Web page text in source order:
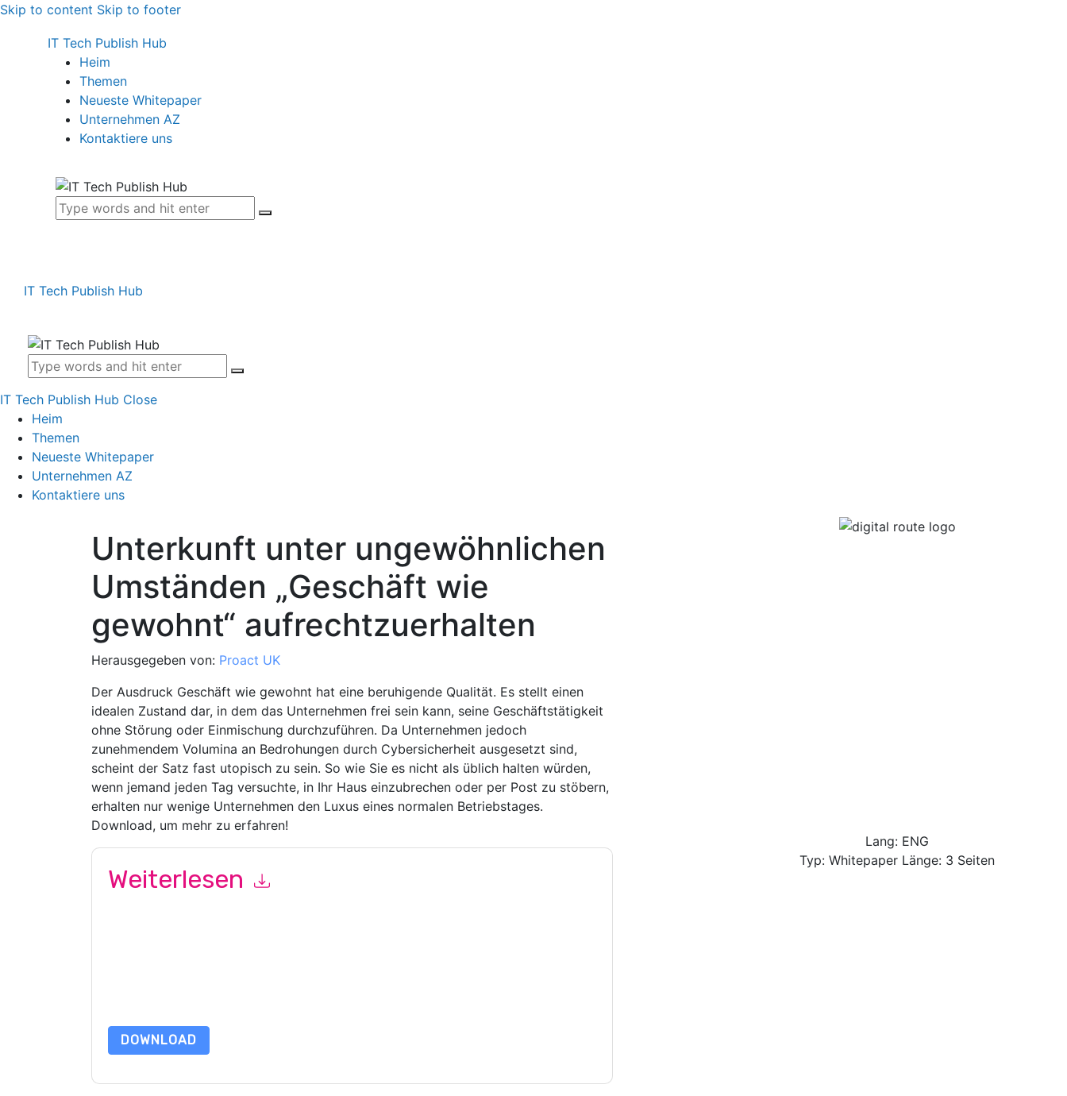
Skip to content Skip to footer
IT Tech Publish Hub
Heim
Themen
Neueste Whitepaper
Unternehmen AZ
Kontaktiere uns
IT Tech Publish Hub
IT Tech Publish Hub Close
Heim
Themen
Neueste Whitepaper
Unternehmen AZ
Kontaktiere uns
Unterkunft unter ungewöhnlichen
Umständen „Geschäft wie
gewohnt“ aufrechtzuerhalten
Herausgegeben von: Proact UK
Der Ausdruck Geschäft wie gewohnt hat eine beruhigende Qualität. Es stellt einen
idealen Zustand dar, in dem das Unternehmen frei sein kann, seine Geschäftstätigkeit
ohne Störung oder Einmischung durchzuführen. Da Unternehmen jedoch
zunehmendem Volumina an Bedrohungen durch Cybersicherheit ausgesetzt sind,
scheint der Satz fast utopisch zu sein. So wie Sie es nicht als üblich halten würden,
wenn jemand jeden Tag versuchte, in Ihr Haus einzubrechen oder per Post zu stöbern,
erhalten nur wenige Unternehmen den Luxus eines normalen Betriebstages.
Download, um mehr zu erfahren!
Weiterlesen
DOWNLOAD
Lang: ENG
Typ: Whitepaper Länge: 3 Seiten